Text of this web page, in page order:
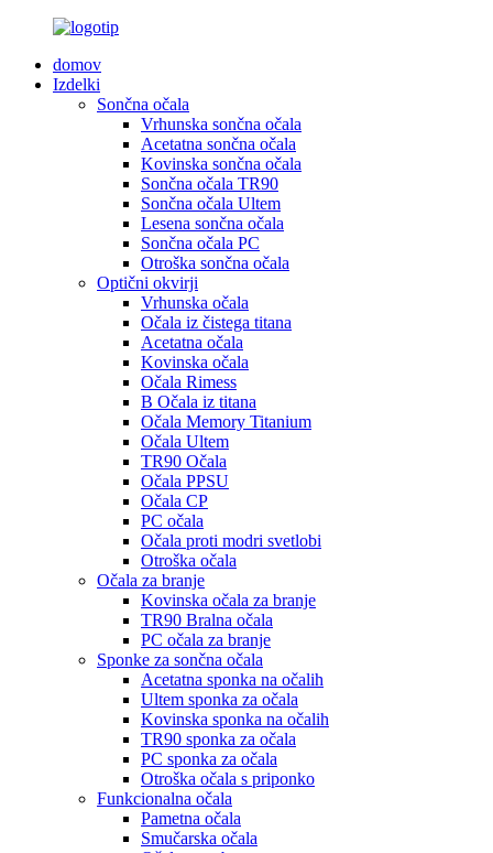
domov
Izdelki
Sončna očala
Vrhunska sončna očala
Acetatna sončna očala
Kovinska sončna očala
Sončna očala TR90
Sončna očala Ultem
Lesena sončna očala
Sončna očala PC
Otroška sončna očala
Optični okvirji
Vrhunska očala
Očala iz čistega titana
Acetatna očala
Kovinska očala
Očala Rimess
B Očala iz titana
Očala Memory Titanium
Očala Ultem
TR90 Očala
Očala PPSU
Očala CP
PC očala
Očala proti modri svetlobi
Otroška očala
Očala za branje
Kovinska očala za branje
TR90 Bralna očala
PC očala za branje
Sponke za sončna očala
Acetatna sponka na očalih
Ultem sponka za očala
Kovinska sponka na očalih
TR90 sponka za očala
PC sponka za očala
Otroška očala s priponko
Funkcionalna očala
Pametna očala
Smučarska očala